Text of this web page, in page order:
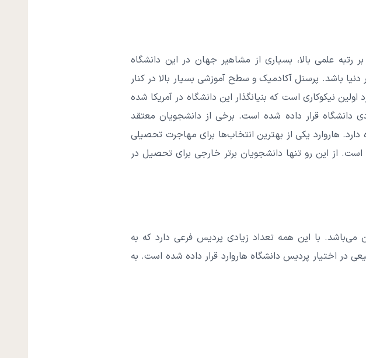
رتبه علمی بالا، بسیاری از مشاهیر جهان در این دانشگاه
باشد. پرسنل آکادمیک و سطح آموزشی بسیار بالا در کنار
نیکوکاری است که بنیانگذار این دانشگاه در آمریکا شده
قرار داده شده است. برخی از دانشجویان معتقد
هاروارد یکی از بهترین انتخاب‌ها برای مهاجرت تحصیلی
می‌شود. نرخ پذیرش در این دانشگاه در حدود 4.8 درصد است. از این رو تنها دانشجویان برتر خارجی برای تحصیل در
با این همه تعداد زیادی پردیس فرعی دارد که به
در اختیار پردیس دانشگاه هاروارد قرار داده شده است. به